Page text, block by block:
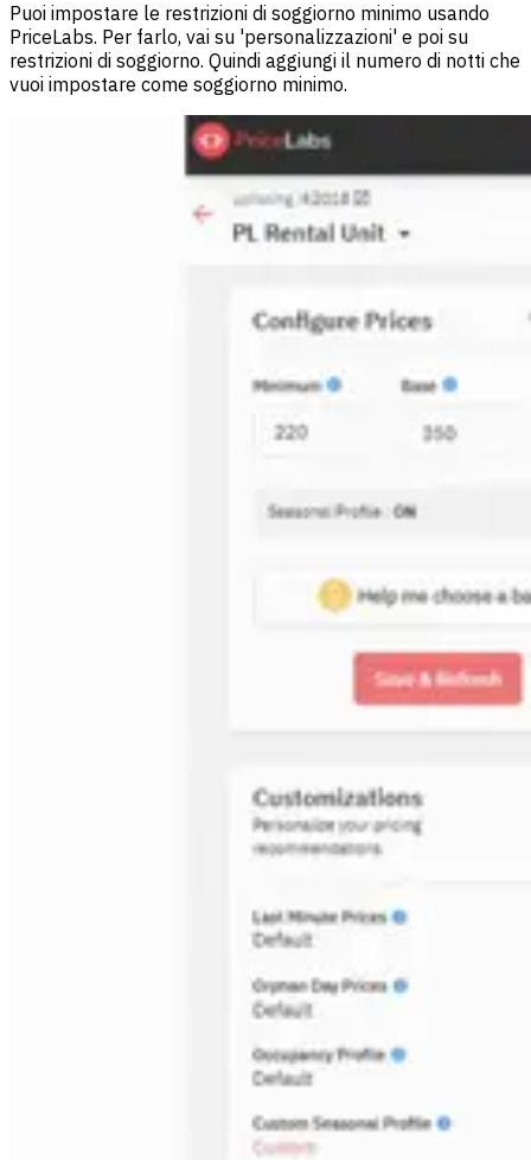
Puoi impostare le restrizioni di soggiorno minimo usando
PriceLabs. Per farlo, vai su 'personalizzazioni' e poi su
restrizioni di soggiorno. Quindi aggiungi il numero di notti che
vuoi impostare come soggiorno minimo.